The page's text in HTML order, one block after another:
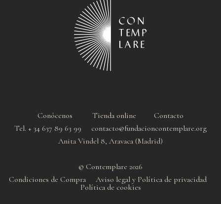
Conócenos Tienda online
Contacto
Tel. + 34 637 89 63 99 contacto@fundacioncontemplare.org
Anita Vindel 8, Aravaca (Madrid)
© Contemplare 2026
Condiciones de Compra
Aviso legal y Política de privacidad
Política de cookies